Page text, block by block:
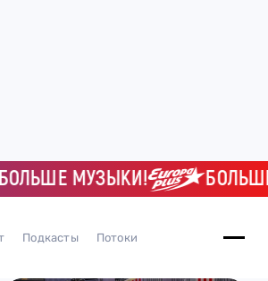
МУЗЫКИ! БОЛЬШЕ
Подкасты Потоки